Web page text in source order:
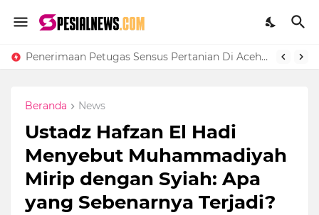
Penerimaan Petugas Sensus Pertanian Di Aceh Singkil Bulan Maret Tahun 2023
Beranda News
Ustadz Hafzan El Hadi
Menyebut Muhammadiyah
Mirip dengan Syiah: Apa
yang Sebenarnya Terjadi?